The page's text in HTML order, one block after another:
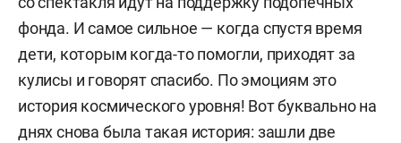
фонда. И самое сильное — когда спустя время
дети, которым когда-то помогли, приходят за
кулисы и говорят спасибо. По эмоциям это
история космического уровня! Вот буквально на
днях снова была такая история: зашли две